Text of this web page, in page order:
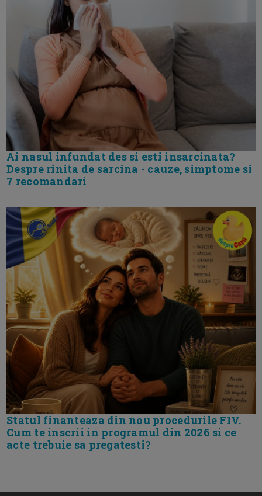
Ai nasul infundat des si esti insarcinata?
Despre rinita de sarcina - cauze, simptome si
7 recomandari
Statul finanteaza din nou procedurile FIV.
Cum te inscrii in programul din 2026 si ce
acte trebuie sa pregatesti?